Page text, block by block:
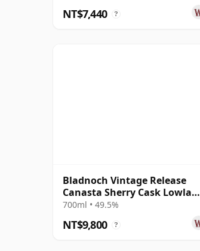
NT$7,440 ?
Bladnoch Vintage Release
Canasta Sherry Cask Lowland
Single 2001 22 年
700ml • 49.5%
NT$9,800 ?